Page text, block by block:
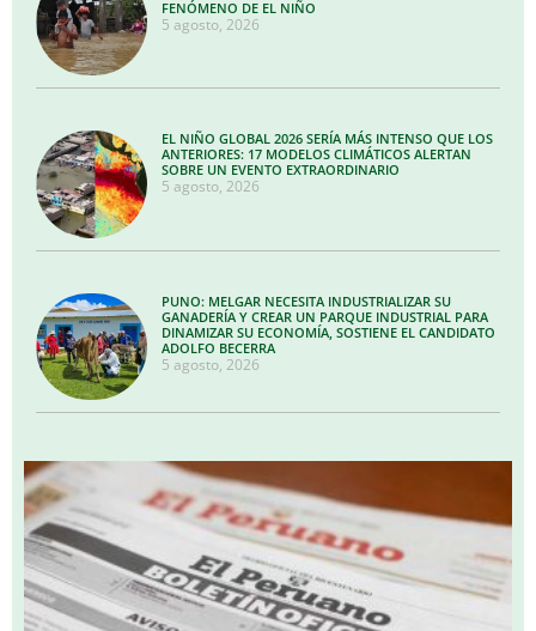
FENÓMENO DE EL NIÑO
5 agosto, 2026
EL NIÑO GLOBAL 2026 SERÍA MÁS INTENSO QUE LOS
ANTERIORES: 17 MODELOS CLIMÁTICOS ALERTAN
SOBRE UN EVENTO EXTRAORDINARIO
5 agosto, 2026
PUNO: MELGAR NECESITA INDUSTRIALIZAR SU
GANADERÍA Y CREAR UN PARQUE INDUSTRIAL PARA
DINAMIZAR SU ECONOMÍA, SOSTIENE EL CANDIDATO
ADOLFO BECERRA
5 agosto, 2026